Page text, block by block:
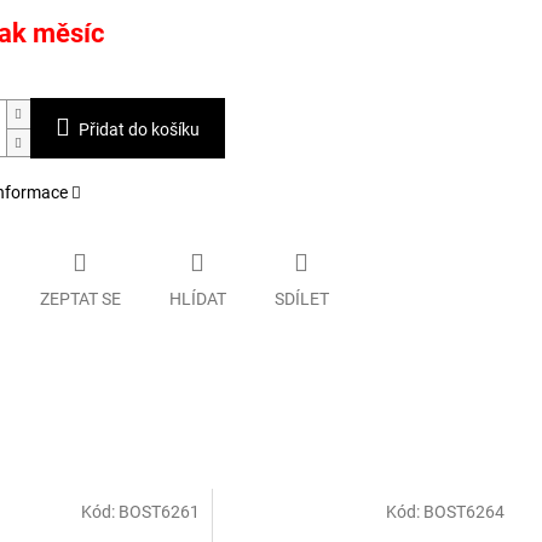
měsíc
Přidat do košíku
ZEPTAT SE HLÍDAT SDÍLET
Kód: BOST6261 Kód: BOST6264